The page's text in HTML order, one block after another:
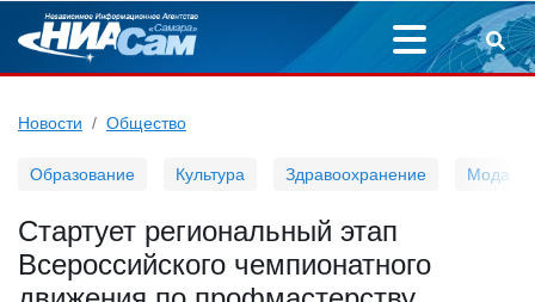
Новости Общество
Образование Культура Здравоохранение Мода
Стартует региональный этап
Всероссийского чемпионатного